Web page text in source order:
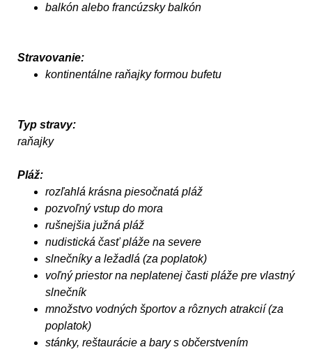
balkón alebo francúzsky balkón
Stravovanie:
kontinentálne raňajky formou bufetu
Typ stravy:
raňajky
Pláž:
rozľahlá krásna piesočnatá pláž
pozvoľný vstup do mora
rušnejšia južná pláž
nudistická časť pláže na severe
slnečníky a ležadlá (za poplatok)
voľný priestor na neplatenej časti pláže pre vlastný
slnečník
množstvo vodných športov a rôznych atrakcií (za
poplatok)
stánky, reštaurácie a bary s občerstvením